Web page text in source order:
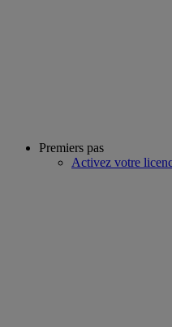
Premiers pas
Activez votre